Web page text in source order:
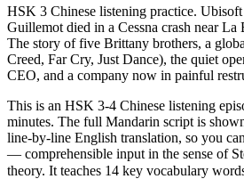
HSK 3 Chinese listening practice.
Guillemot died in a Cessna crash near La
The story of five Brittany brothers, a
Creed, Far Cry, Just Dance), the quiet
CEO, and a company now in painful
This is an HSK 3-4 Chinese listening
minutes. The full Mandarin script is
line-by-line English translation, so you
— comprehensible input in the sense of
theory. It teaches 14 key vocabulary